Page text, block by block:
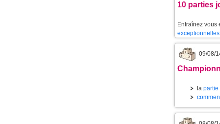
10 parties
Entraînez vous
exceptionnelles
09/08/
la partie